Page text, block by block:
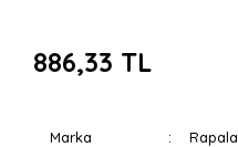
886,33 TL
Marka Rapala